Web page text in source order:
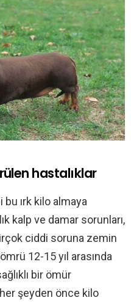
hastalıklar
ırk kilo almaya
kalp ve damar sorunları,
ciddi soruna zemin
12-15 yıl arasında
bir ömür
şeyden önce kilo